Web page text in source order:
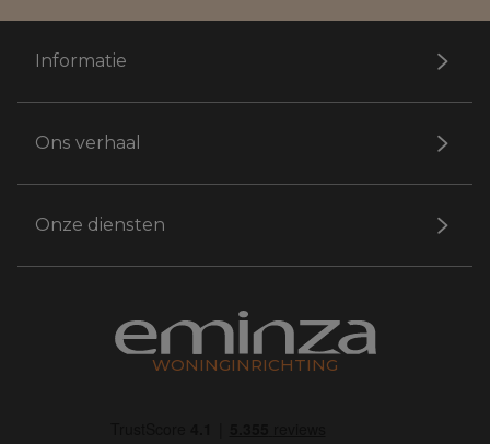
Informatie
Ons verhaal
Onze diensten
WONINGINRICHTING